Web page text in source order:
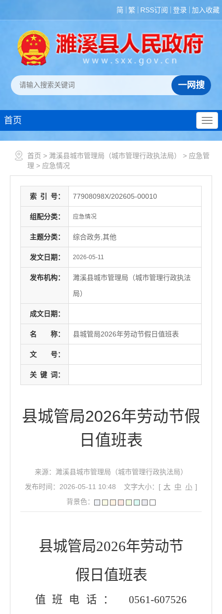
简 繁 RSS订阅 登录 加入收藏
首页
首页 > 濉溪县城市管理局（城市管理行政执法局） > 应急管
理 > 应急情况
索 引 号： 77908098X/202605-00010
组配分类： 应急情况
主题分类： 综合政务,其他
发文日期： 2026-05-11
发布机构：
濉溪县城市管理局（城市管理行政执法
局）
成文日期：
名 称： 县城管局2026年劳动节假日值班表
文 号：
关 键 词：
县城管局2026年劳动节假
日值班表
来源：濉溪县城市管理局（城市管理行政执法局）
发布时间：2026-05-11 10:48
文字大小：[ 大 中 小 ]
背景色：
县城管局2026年劳动节
假日值班表
值班电话： 0561-607526